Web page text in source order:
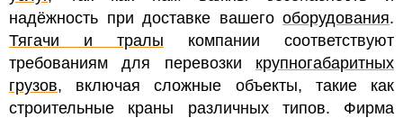
надёжность при доставке вашего оборудования.
Тягачи и тралы компании соответствуют
требованиям для перевозки крупногабаритных
грузов, включая сложные объекты, такие как
строительные краны различных типов. Фирма